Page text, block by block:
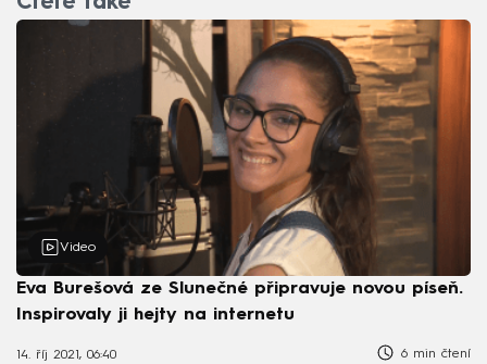
Video
Eva Burešová ze Slunečné připravuje novou píseň.
Inspirovaly ji hejty na internetu
14. říj 2021, 06:40 6 min čtení